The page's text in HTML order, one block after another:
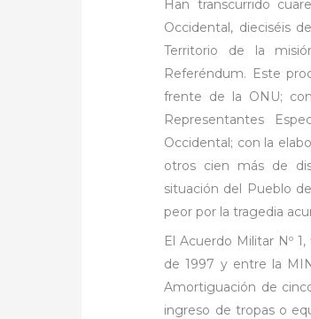
Han transcurrido
Occidental, dieciséis
Territorio de la
Referéndum. Este
frente de la ONU;
Representantes
Occidental; con la
otros cien más de
situación del Pueblo
peor por la tragedia
El Acuerdo Militar Nº
de 1997 y entre la
Amortiguación de
ingreso de tropas o